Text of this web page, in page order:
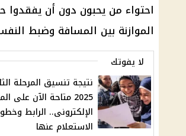
احتواء من يحبون دون أن
الموازنة بين المسافة وضبط
لا يفوتك
نتيجة تنسيق المرحلة
2025 متاحة الآن على
الإلكترونى.. الرابط
الاستعلام عنها